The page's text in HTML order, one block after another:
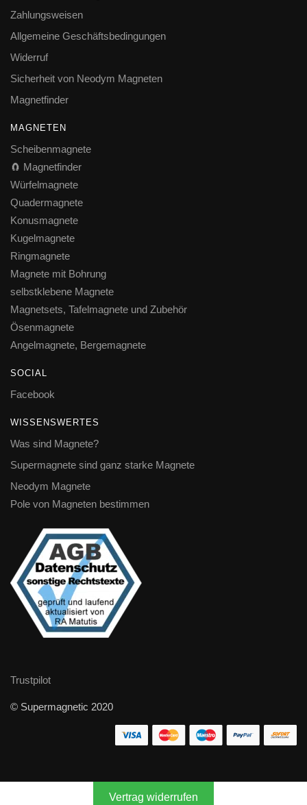
Zahlungsweisen
Allgemeine Geschäftsbedingungen
Widerruf
Sicherheit von Neodym Magneten
Magnetfinder
MAGNETEN
Scheibenmagnete
🧲 Magnetfinder
Würfelmagnete
Quadermagnete
Konusmagnete
Kugelmagnete
Ringmagnete
Magnete mit Bohrung
selbstklebene Magnete
Magnetsets, Tafelmagnete und Zubehör
Ösenmagnete
Angelmagnete, Bergemagnete
SOCIAL
Facebook
WISSENSWERTES
Was sind Magnete?
Supermagnete sind ganz starke Magnete
Neodym Magnete
Pole von Magneten bestimmen
Trustpilot
© Supermagnetic 2020
Vertrag widerrufen